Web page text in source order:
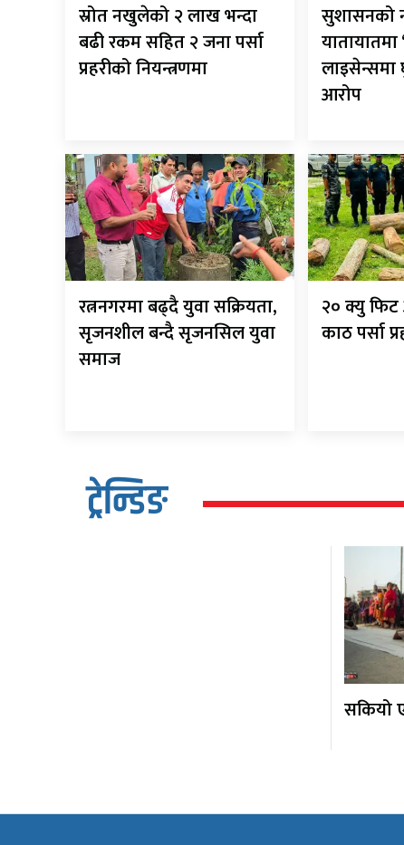
स्रोत नखुलेको २ लाख भन्दा
बढी रकम सहित २ जना पर्सा
प्रहरीको नियन्त्रणमा
सुशासनको
यातायातमा
आरोप
रत्ननगरमा बढ्दै युवा सक्रियता,
सृजनशील बन्दै सृजनसिल युवा
समाज
२० क्यु
काठ पर्सा
ट्रेन्डिङ
सकियो